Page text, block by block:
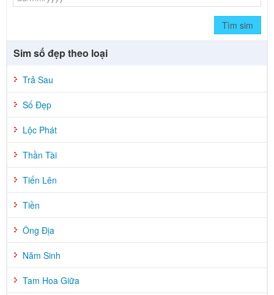
Tìm sim
Sim số đẹp theo loại
Trả Sau
Số Đẹp
Lộc Phát
Thần Tài
Tiến Lên
Tiền
Ông Địa
Năm Sinh
Tam Hoa Giữa